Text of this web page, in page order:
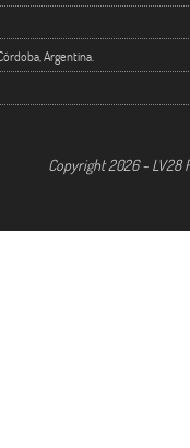
Argentina.
Copyright 2026 - LV28